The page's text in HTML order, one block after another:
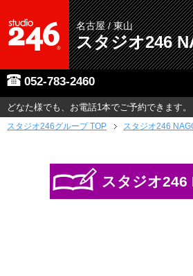
名古屋 / 東山
スタジオ246
052-783-2460
どなた様でも、お電話1本でご予約できます。
スタジオ246グループTOP スタジオ246
スタジオ246